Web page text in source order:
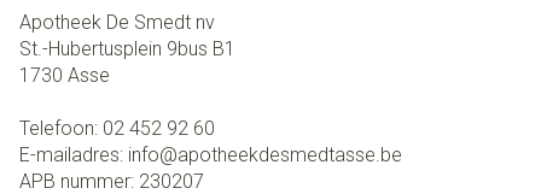
Apotheek De Smedt nv
St.-Hubertusplein 9bus B1
1730 Asse
Telefoon: 02 452 92 60
E-mailadres: info@apotheekdesmedtasse.be
APB nummer: 230207